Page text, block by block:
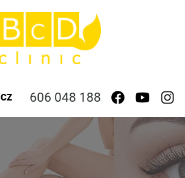
CZ 606 048 188